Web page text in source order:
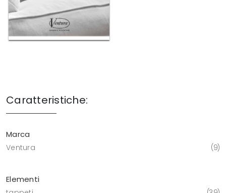
Caratteristiche:
Marca
Ventura 9
Elementi